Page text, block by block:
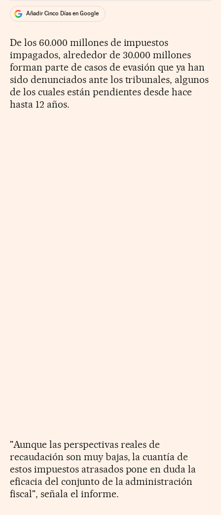
Añadir Cinco Días en Google
De los 60.000 millones de impuestos
impagados, alrededor de 30.000 millones
forman parte de casos de evasión que ya han
sido denunciados ante los tribunales, algunos
de los cuales están pendientes desde hace
hasta 12 años.
"Aunque las perspectivas reales de
recaudación son muy bajas, la cuantía de
estos impuestos atrasados pone en duda la
eficacia del conjunto de la administración
fiscal", señala el informe.